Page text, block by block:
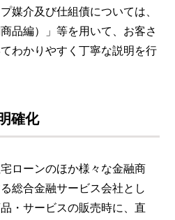
媒介及び仕組債については、
品編）」等を用いて、お客さ
わかりやすく丁寧な説明を行
確化
ローンのほか様々な金融商
総合金融サービス会社とし
・サービスの販売時に、直